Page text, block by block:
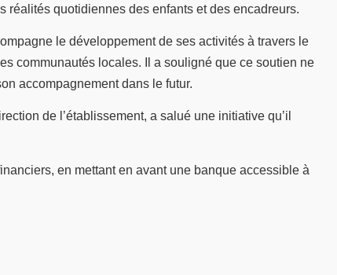
quotidiennes des enfants et des encadreurs.
le développement de ses activités à travers le
communautés locales. Il a souligné que ce soutien ne
accompagnement dans le futur.
de l’établissement, a salué une initiative qu’il
en mettant en avant une banque accessible à